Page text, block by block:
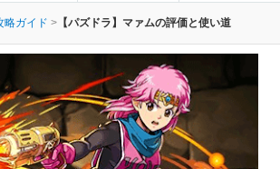
略ガイド 【パズドラ】マァムの評価と使い道